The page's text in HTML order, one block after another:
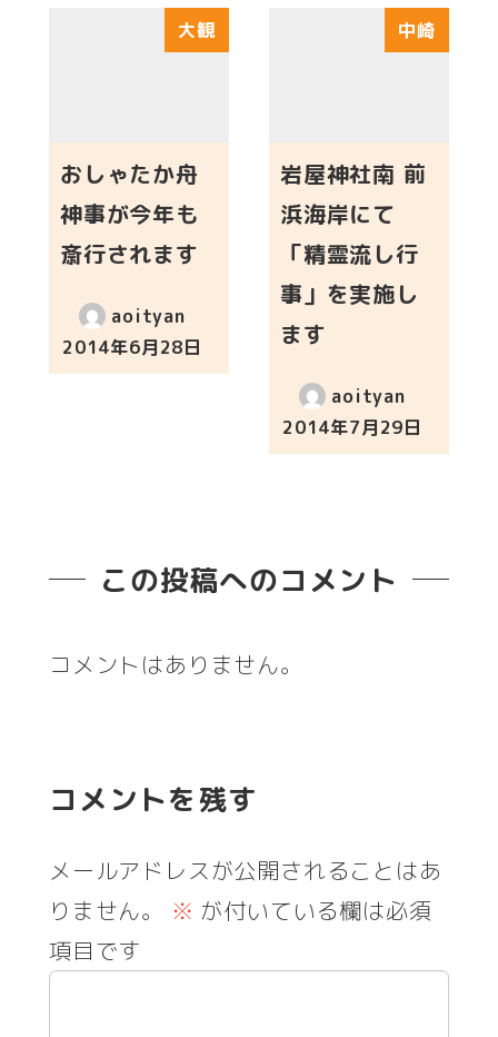
大観
おしゃたか舟
神事が今年も
斎行されます
aoityan
投稿日
2014年6月28日
中崎
岩屋神社南 前
浜海岸にて
「精霊流し行
事」を実施し
ます
aoityan
投稿日
2014年7月29日
この投稿へのコメント
コメントはありません。
コメントを残す
メールアドレスが公開されることはあ
りません。
※ が付いている欄は必須
項目です